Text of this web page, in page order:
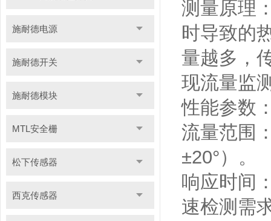
施耐德电源
施耐德开关
施耐德模块
MTL安全栅
松下传感器
西克传感器
测量原理
时导致的
量越多，
现流量监
性能参数
流量范围
±20°）。
响应时间
速检测需